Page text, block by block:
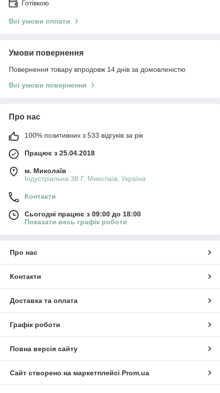
Готівкою
Всі умови оплати
Умови повернення
Повернення товару впродовж 14 днів за домовленістю
Всі умови повернення
Про нас
100% позитивних з 533 відгуків за рік
Працює з 25.04.2018
м. Миколаїв
Індустріальна 38 Г, Миколаїв, Україна
Контакти
Сьогодні працює з 09:00 до 18:00
Показати весь графік роботи
Про нас
Контакти
Доставка та оплата
Графік роботи
Повна версія сайту
Сайт створено на маркетплейсі Prom.ua